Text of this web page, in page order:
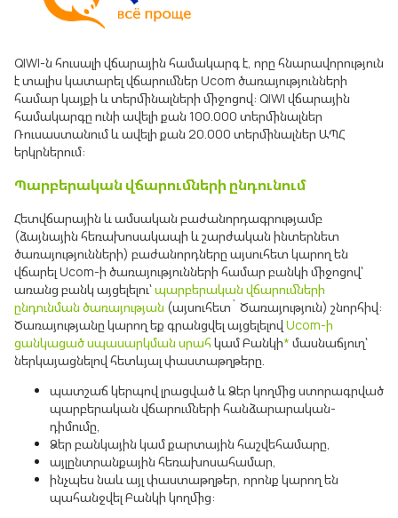
QIWI-ն հուսալի վճարային համակարգ է, որը հնարավորություն
է տալիս կատարել վճարումներ Ucom ծառայությունների
համար կայքի և տերմինալների միջոցով: QIWI վճարային
համակարգը ունի ավելի քան 100.000 տերմինալներ
Ռուսաստանում և ավելի քան 20.000 տերմինալներ ԱՊՀ
երկրներում:
Պարբերական վճարումների ընդունում
Հետվճարային և ամսական բաժանորդագրությամբ
(ձայնային հեռախոսակապի և շարժական ինտերնետ
ծառայությունների) բաժանորդները այսուհետ կարող են
վճարել Ucom-ի ծառայությունների համար բանկի միջոցով՝
առանց բանկ այցելելու՝պարբերական վճարումների
ընդունման ծառայության (այսուհետ` Ծառայություն) շնորհիվ:
Ծառայությանը կարող եք գրանցվել այցելելով Ucom-ի
ցանկացած սպասարկման սրահ կամ Բանկի* մասնաճյուղ՝
ներկայացնելով հետևյալ փաստաթղթերը.
պատշաճ կերպով լրացված և Ձեր կողմից ստորագրված
պարբերական վճարումների հանձարարական-
դիմումը,
Ձեր բանկային կամ քարտային հաշվեհամարը,
այլընտրանքային հեռախոսահամար,
ինչպես նաև այլ փաստաթղթեր, որոնք կարող են
պահանջվել Բանկի կողմից: